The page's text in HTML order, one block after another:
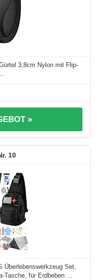
3,8cm Nylon mit Flip-
»
10
Überlebenswerkzeug Set,
Tasche, für Erdbeben ...